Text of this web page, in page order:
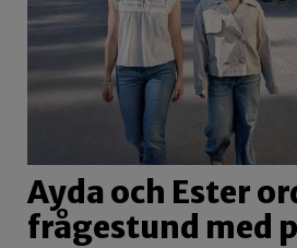
Ayda och Ester
frågestund med